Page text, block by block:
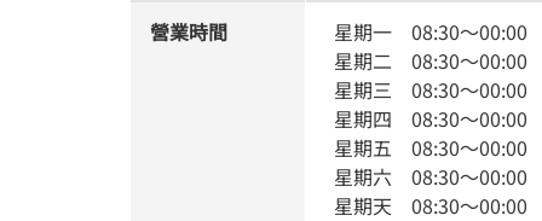
營業時間 星期一 08:30～00:00
星期二 08:30～00:00
星期三 08:30～00:00
星期四 08:30～00:00
星期五 08:30～00:00
星期六 08:30～00:00
星期天 08:30～00:00